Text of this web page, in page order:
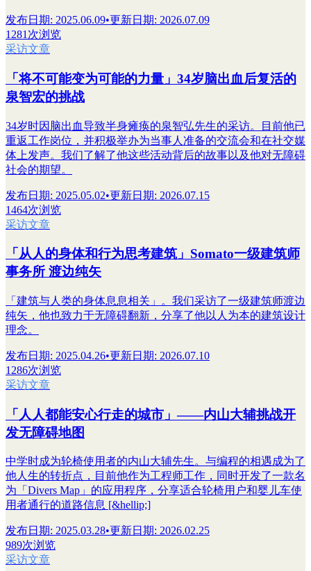
发布日期: 2025.06.09•更新日期: 2026.07.09
1281次浏览
采访文章
「将不可能变为可能的力量」34岁脑出血后复活的
泉智宏的挑战
34岁时因脑出血导致半身瘫痪的泉智弘先生的采访。目前他已
重返工作岗位，并积极举办为当事人准备的交流会和在社交媒
体上发声。我们了解了他这些活动背后的故事以及他对无障碍
社会的期望。
发布日期: 2025.05.02•更新日期: 2026.07.15
1464次浏览
采访文章
「从人的身体和行为思考建筑」Somato一级建筑师
事务所 渡边纯矢
「建筑与人类的身体息息相关」。我们采访了一级建筑师渡边
纯矢，他也致力于无障碍翻新，分享了他以人为本的建筑设计
理念。
发布日期: 2025.04.26•更新日期: 2026.07.10
1286次浏览
采访文章
「人人都能安心行走的城市」——内山大辅挑战开
发无障碍地图
中学时成为轮椅使用者的内山大辅先生。与编程的相遇成为了
他人生的转折点，目前他作为工程师工作，同时开发了一款名
为「Divers Map」的应用程序，分享适合轮椅用户和婴儿车使
用者通行的道路信息 [&hellip;]
发布日期: 2025.03.28•更新日期: 2026.02.25
989次浏览
采访文章